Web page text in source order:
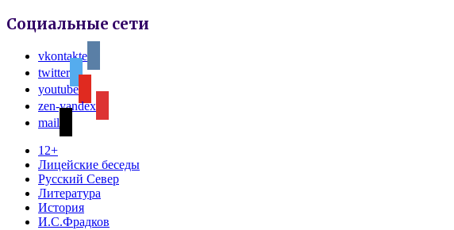
Социальные сети
vkontakte
twitter
youtube
zen-yandex
mail
12+
Лицейские беседы
Русский Север
Литература
История
И.С.Фрадков